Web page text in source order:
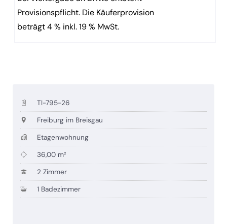
Provisionspflicht. Die Käuferprovision
beträgt 4 % inkl. 19 % MwSt.
TI-795-26
Freiburg im Breisgau
Etagenwohnung
36,00 m²
2 Zimmer
1 Badezimmer